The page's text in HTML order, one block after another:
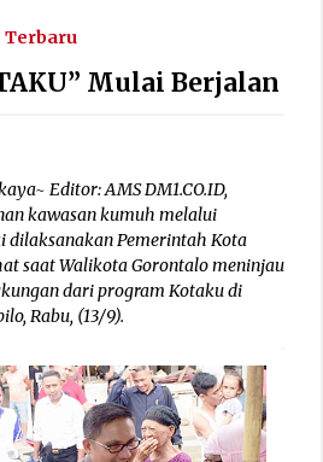
Terbaru
Mulai Berjalan
Editor: AMS DM1.CO.ID,
kawasan kumuh melalui
dilaksanakan Pemerintah Kota
saat Walikota Gorontalo meninjau
dari program Kotaku di
Rabu, (13/9).